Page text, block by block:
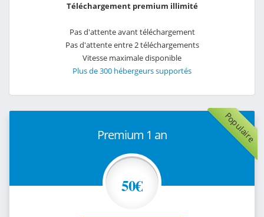
Téléchargement premium illimité
Pas d'attente avant téléchargement
Pas d'attente entre 2 téléchargements
Vitesse maximale disponible
Plus de 300 hébergeurs supportés
Populaire
Premium 1 an
50€